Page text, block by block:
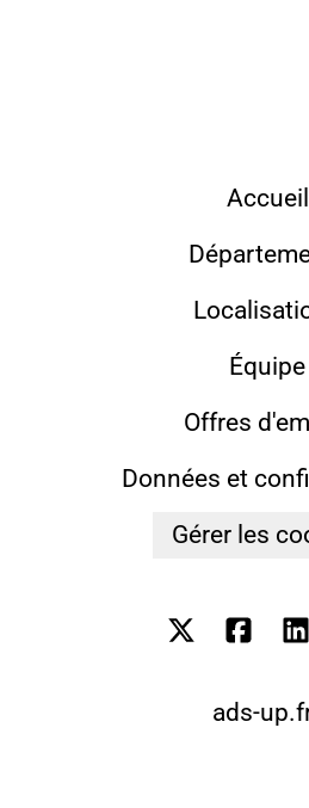
Accueil
Équipe
Offres
Données et
Gérer les
ads-